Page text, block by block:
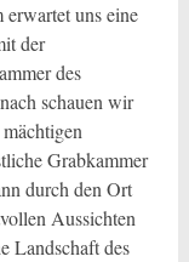
uns eine
der
des
schauen wir
Grabkammer
durch den Ort
Aussichten
Landschaft des